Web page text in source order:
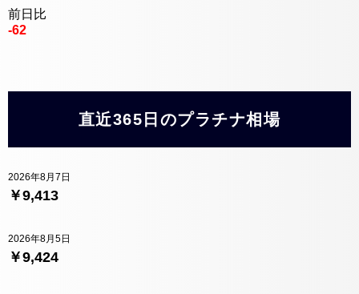
前日比
-62
直近365日のプラチナ相場
￥9,413
2026年8月7日
￥9,424
2026年8月5日